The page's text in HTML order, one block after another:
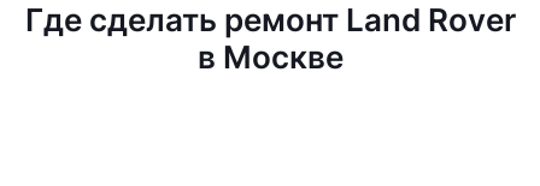
Где сделать ремонт Land Rover
в Москве